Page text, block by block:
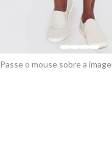
Passe o mouse sobre a